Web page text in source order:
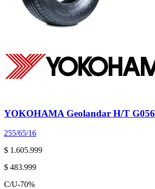
YOKOHAMA Geolandar H/T G056
255/65/16
$ 1.605.999
$ 483.999
C/U-70%